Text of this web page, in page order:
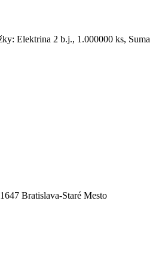
Elektrina 2 b.j., 1.000000 ks, Suma
Bratislava-Staré Mesto